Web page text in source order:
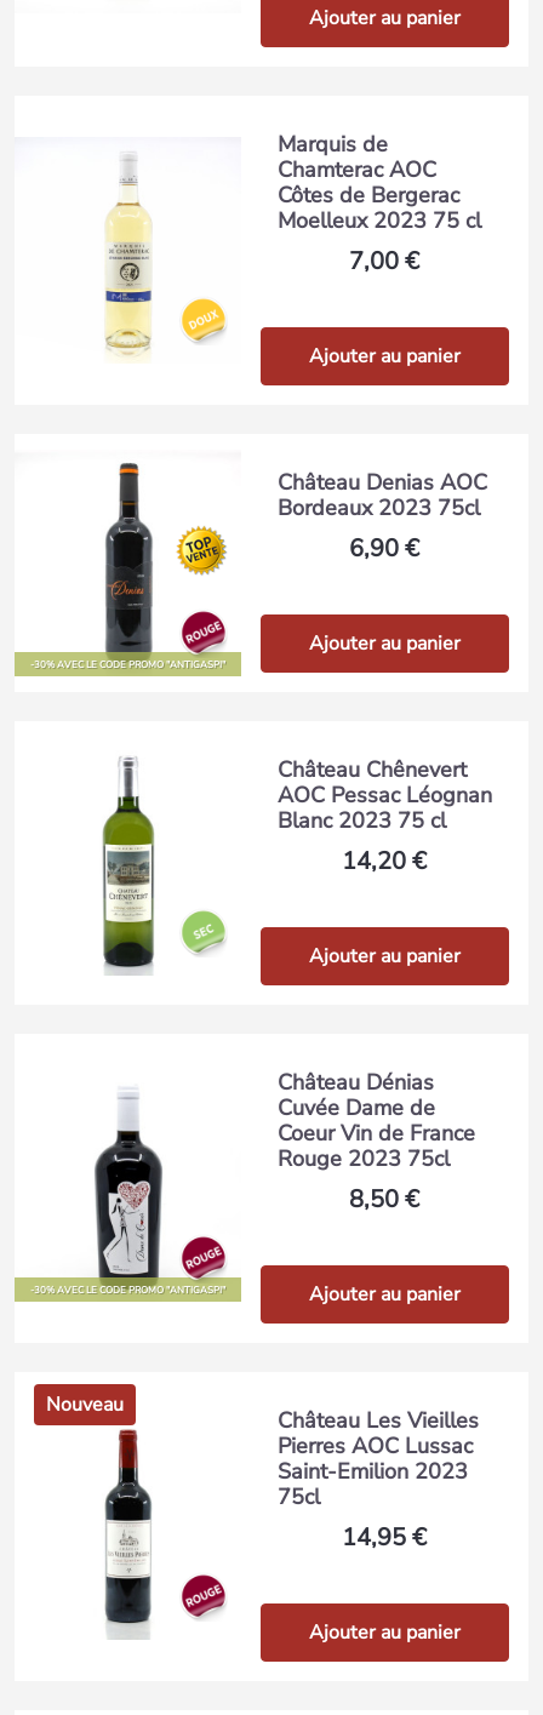
Ajouter au panier
Marquis de
Chamterac AOC
Côtes de Bergerac
Moelleux 2023 75 cl
7,00 €
Ajouter au panier
-30% AVEC LE CODE PROMO "ANTIGASPI"
Château Denias AOC
Bordeaux 2023 75cl
6,90 €
Ajouter au panier
Château Chênevert
AOC Pessac Léognan
Blanc 2023 75 cl
14,20 €
Ajouter au panier
-30% AVEC LE CODE PROMO "ANTIGASPI"
Château Dénias
Cuvée Dame de
Coeur Vin de France
Rouge 2023 75cl
8,50 €
Ajouter au panier
Château Les Vieilles
Pierres AOC Lussac
Saint-Emilion 2023
75cl
14,95 €
Ajouter au panier
Nouveau